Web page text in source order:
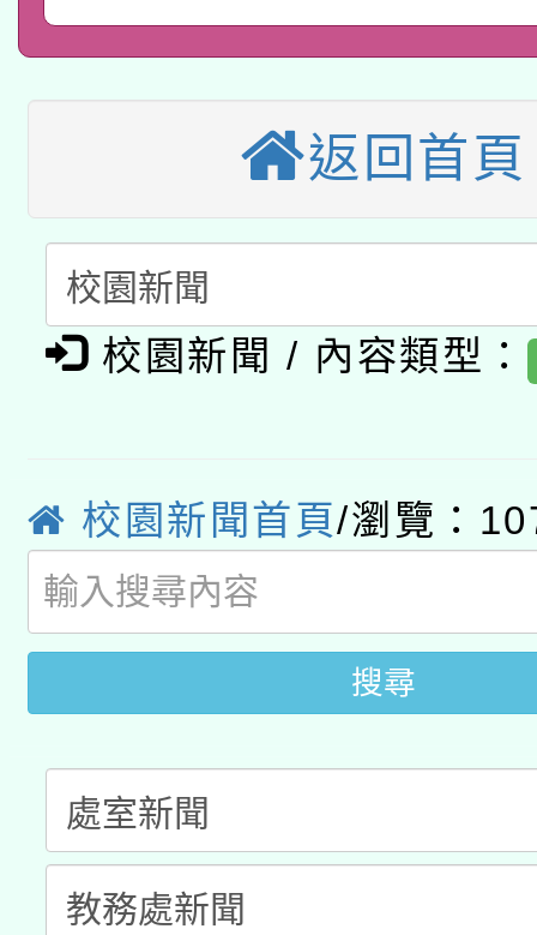
用水績優單位及節水達
本校115學年度第2次
招甄選結果公告(無人
適應運動共學行動站研
本館辦理115年度閱讀
暨閱讀推動專業研習
科技賦能─人工智慧
礎課程
A3數位素養講師名單
「數位內容與教學軟
薪期間赴陸應申請許可
業技術研究院辦理「
用水績優單位及節水達
115年8月22日(星期六
桃園市孔廟祈福系列
開 智慧啟航」
2026年桃園地景藝術
返回首頁
校園新聞 / 內容類型：
校園新聞首頁/瀏覽：
搜尋